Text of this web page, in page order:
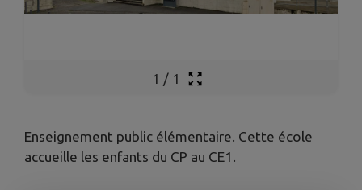
1 / 1
Enseignement public élémentaire. Cette école
accueille les enfants du CP au CE1.